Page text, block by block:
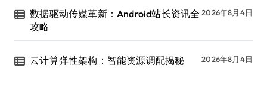
数据驱动传媒革新：Android站长资讯全
攻略
2026年8月4日
云计算弹性架构：智能资源调配揭秘 2026年8月4日